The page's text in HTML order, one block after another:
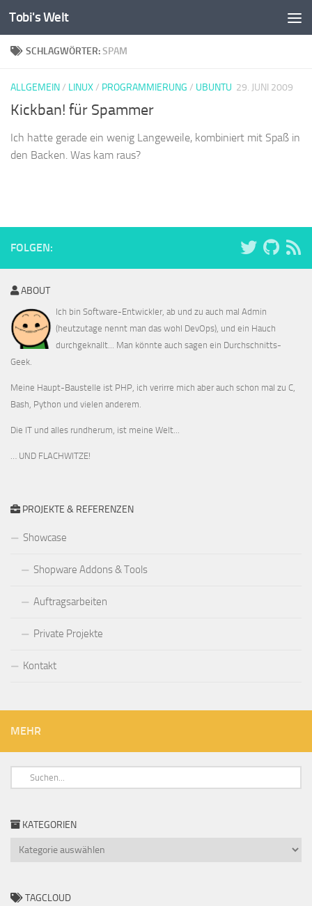
Zum Inhalt springen
Tobi's Welt
SCHLAGWÖRTER:SPAM
ALLGEMEIN/ LINUX/ PROGRAMMIERUNG / UBUNTU 29. JUNI 2009
Kickban! für Spammer
Ich hatte gerade ein wenig Langeweile, kombiniert mit Spaß in
den Backen. Was kam raus?
FOLGEN:
ABOUT
Ich bin Software-Entwickler, ab und zu auch mal Admin
(heutzutage nennt man das wohl DevOps), und ein Hauch
durchgeknallt... Man könnte auch sagen ein Durchschnitts-
Geek.
Meine Haupt-Baustelle ist PHP, ich verirre mich aber auch schon mal zu C,
Bash, Python und vielen anderem.
Die IT und alles rundherum, ist meine Welt...
… UND FLACHWITZE!
PROJEKTE & REFERENZEN
Showcase
Shopware Addons & Tools
Auftragsarbeiten
Private Projekte
Kontakt
MEHR
KATEGORIEN
TAGCLOUD